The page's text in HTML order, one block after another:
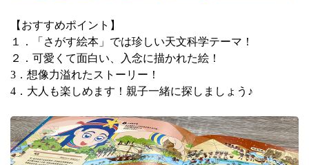
【おすすめポイント】
１．「さがす絵本」では珍しい天文科学テーマ！
２．可愛くて面白い、入念に描かれた絵！
3 ．想像力溢れたストーリー！
4 ．大人も楽しめます！親子一緒に探しましょう ♪